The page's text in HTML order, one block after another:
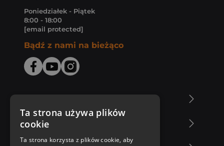
Poniedziałek - Piątek
8:00 - 18:00
[email protected]
Bądź z nami na bieżąco
Zakupy u nas
Ta strona używa plików
cookie
Ta strona korzysta z plików cookie, aby